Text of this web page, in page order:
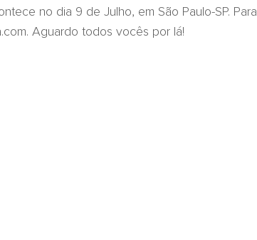
no dia 9 de Julho, em São Paulo-SP. Para
Aguardo todos vocês por lá!